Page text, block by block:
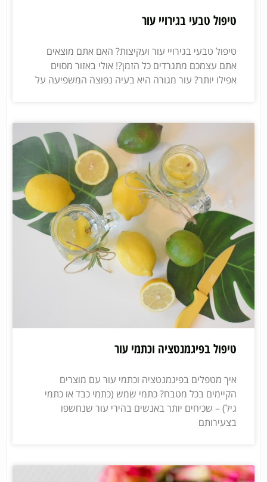
טיפול טבעי בגירויי עור
טיפול טבעי בגירויי עור ועקיצות? האם אתם מוצאים
אתם עצמכם מתגרדים כל הזמן?! אולי באזור מסוים
אפילו יותר? עור מגורה היא בעיה נפוצה המשפיעה על
טיפול בפיגמנטציה וכתמי עור
איך מטפלים בפיגמנטציה וכתמי עור עם מוצרים
הקיימים בכל מטבח? כתמי שמש (כתמי כבד או כתמי
גיל) – שכיחים יותר באנשים בהירי עור שנחשפו
בצעירותם